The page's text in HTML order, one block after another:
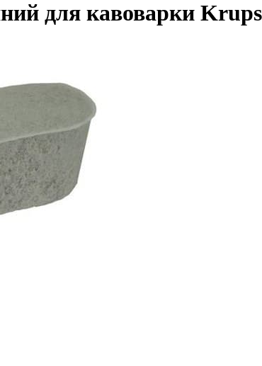
для кавоварки